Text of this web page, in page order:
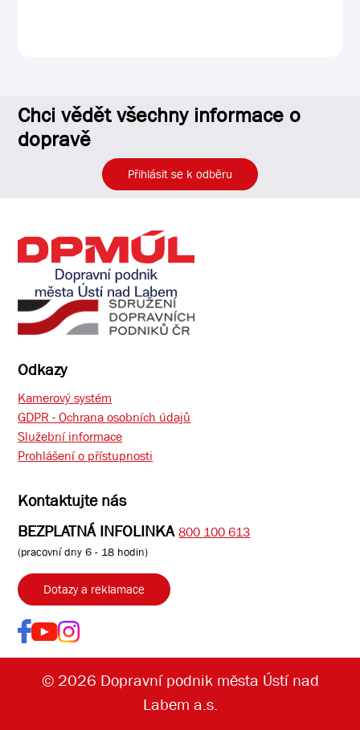
Chci vědět všechny informace o
dopravě
Přihlásit se k odběru
Odkazy
Kamerový systém
GDPR - Ochrana osobních údajů
Služební informace
Prohlášení o přístupnosti
Kontaktujte nás
BEZPLATNÁ INFOLINKA 800 100 613
(pracovní dny 6 - 18 hodin)
Dotazy a reklamace
© 2026 Dopravní podnik města Ústí nad
Labem a.s.